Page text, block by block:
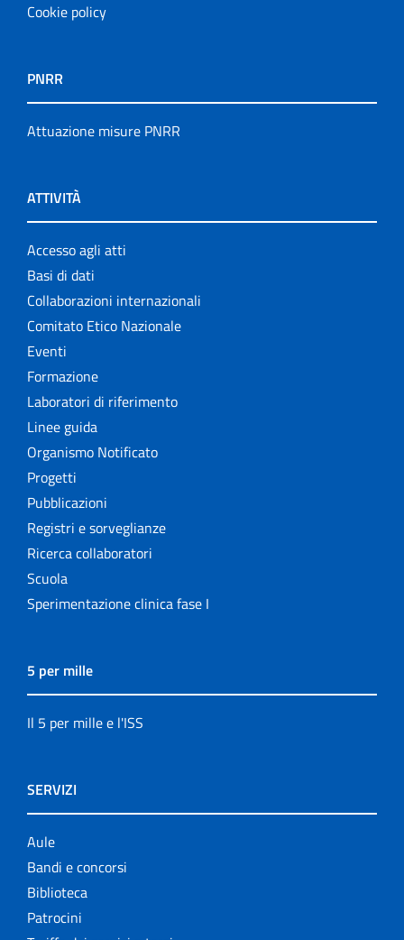
Cookie policy
PNRR
Attuazione misure PNRR
ATTIVITÀ
Accesso agli atti
Basi di dati
Collaborazioni internazionali
Comitato Etico Nazionale
Eventi
Formazione
Laboratori di riferimento
Linee guida
Organismo Notificato
Progetti
Pubblicazioni
Registri e sorveglianze
Ricerca collaboratori
Scuola
Sperimentazione clinica fase I
5 per mille
Il 5 per mille e l'ISS
SERVIZI
Aule
Bandi e concorsi
Biblioteca
Patrocini